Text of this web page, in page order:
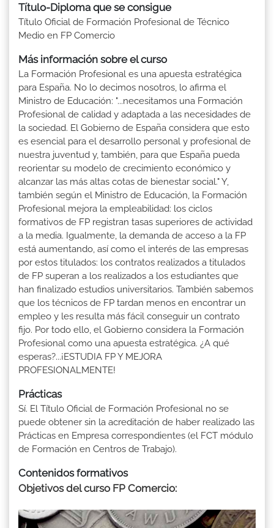
Título-Diploma que se consigue
Título Oficial de Formación Profesional de Técnico
Medio en FP Comercio
Más información sobre el curso
La Formación Profesional es una apuesta estratégica
para España. No lo decimos nosotros, lo afirma el
Ministro de Educación: "...necesitamos una Formación
Profesional de calidad y adaptada a las necesidades de
la sociedad. El Gobierno de España considera que esto
es esencial para el desarrollo personal y profesional de
nuestra juventud y, también, para que España pueda
reorientar su modelo de crecimiento económico y
alcanzar las más altas cotas de bienestar social." Y,
también según el Ministro de Educación, la Formación
Profesional mejora la empleabilidad: los ciclos
formativos de FP registran tasas superiores de actividad
a la media. Igualmente, la demanda de acceso a la FP
está aumentando, así como el interés de las empresas
por estos titulados: los contratos realizados a titulados
de FP superan a los realizados a los estudiantes que
han finalizado estudios universitarios. También sabemos
que los técnicos de FP tardan menos en encontrar un
empleo y les resulta más fácil conseguir un contrato
fijo. Por todo ello, el Gobierno considera la Formación
Profesional como una apuesta estratégica. ¿A qué
esperas?...¡ESTUDIA FP Y MEJORA
PROFESIONALMENTE!
Prácticas
Sí. El Título Oficial de Formación Profesional no se
puede obtener sin la acreditación de haber realizado las
Prácticas en Empresa correspondientes (el FCT módulo
de Formación en Centros de Trabajo).
Contenidos formativos
Objetivos del curso FP Comercio: